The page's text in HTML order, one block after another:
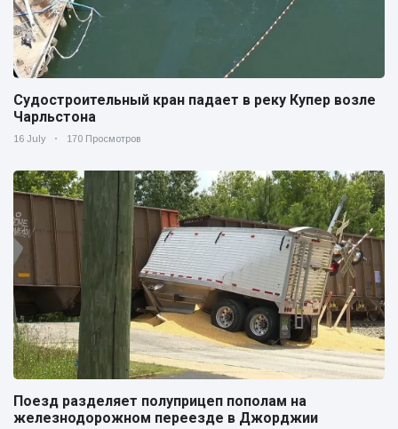
Судостроительный кран падает в реку Купер возле
Чарльстона
16 July 170 Просмотров
Поезд разделяет полуприцеп пополам на
железнодорожном переезде в Джорджии